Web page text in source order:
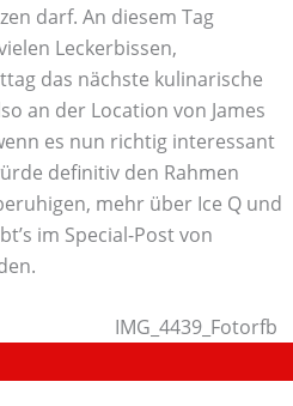
darf. An diesem Tag
Leckerbissen,
das nächste kulinarische
an der Location von James
es nun richtig interessant
definitiv den Rahmen
mehr über Ice Q und
im Special-Post von